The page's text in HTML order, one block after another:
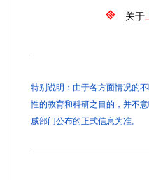
关于
特别说明：由于各方面情况的
性的教育和科研之目的，并不
威部门公布的正式信息为准。